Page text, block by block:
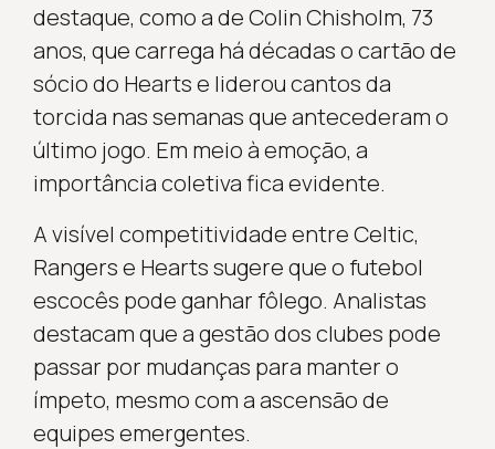
destaque, como a de Colin Chisholm, 73
anos, que carrega há décadas o cartão de
sócio do Hearts e liderou cantos da
torcida nas semanas que antecederam o
último jogo. Em meio à emoção, a
importância coletiva fica evidente.
A visível competitividade entre Celtic,
Rangers e Hearts sugere que o futebol
escocês pode ganhar fôlego. Analistas
destacam que a gestão dos clubes pode
passar por mudanças para manter o
ímpeto, mesmo com a ascensão de
equipes emergentes.